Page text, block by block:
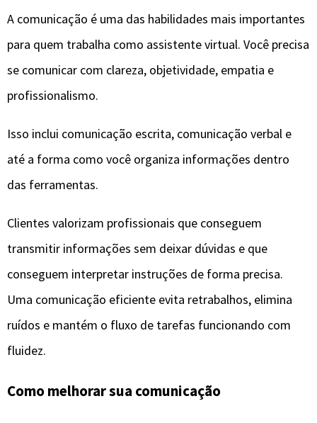
A comunicação é uma das habilidades mais importantes
para quem trabalha como assistente virtual. Você precisa
se comunicar com clareza, objetividade, empatia e
profissionalismo.
Isso inclui comunicação escrita, comunicação verbal e
até a forma como você organiza informações dentro
das ferramentas.
Clientes valorizam profissionais que conseguem
transmitir informações sem deixar dúvidas e que
conseguem interpretar instruções de forma precisa.
Uma comunicação eficiente evita retrabalhos, elimina
ruídos e mantém o fluxo de tarefas funcionando com
fluidez.
Como melhorar sua comunicação